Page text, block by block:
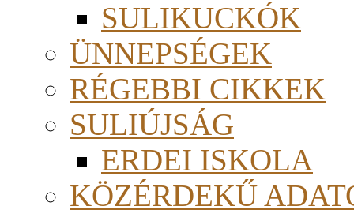
SULIKUCKÓK
ÜNNEPSÉGEK
RÉGEBBI CIKKEK
SULIÚJSÁG
ERDEI ISKOLA
KÖZÉRDEKŰ